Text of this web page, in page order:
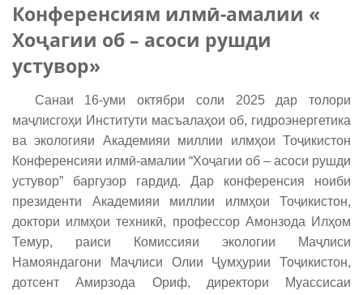
Конференсиям илмӣ-амалии «
Хоҷагии об – асоси рушди
устувор»
Санаи 16-уми октябри соли 2025 дар толори
маҷлисгоҳи Институти масъалаҳои об, гидроэнергетика
ва экологияи Академияи миллии илмҳои Тоҷикистон
Конференсияи илмӣ-амалии “Хоҷагии об – асоси рушди
устувор” баргузор гардид. Дар конференсия ноиби
президенти Академияи миллии илмҳои Тоҷикистон,
доктори илмҳои техникӣ, профессор Амонзода Илҳом
Темур, раиси Комиссияи экологии Маҷлиси
Намояндагони Маҷлиси Олии Ҷумҳурии Тоҷикистон,
дотсент Амирзода Ориф, директори Муассисаи